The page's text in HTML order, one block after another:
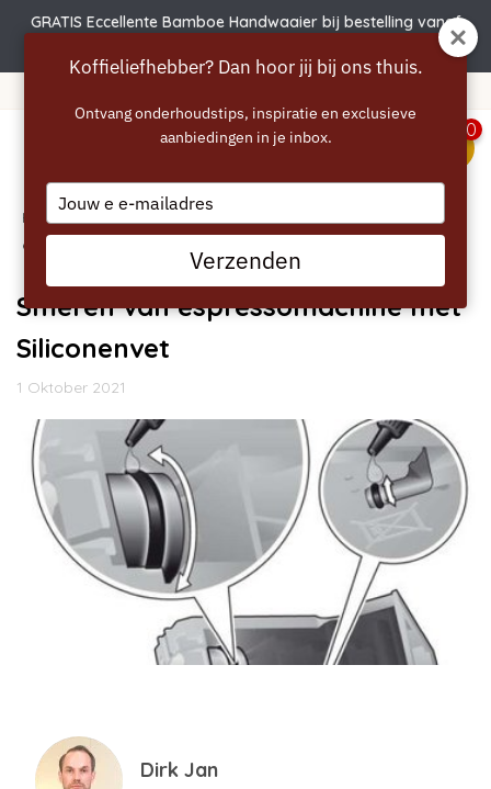
GRATIS Eccellente Bamboe Handwaaier bij bestelling vanaf
0
Home
espressomachine met Siliconenvet
Smeren van espressomachine met
Siliconenvet
1 Oktober 2021
Dirk Jan
Koffieliefhebber? Dan hoor jij bij ons thuis.
Ontvang onderhoudstips, inspiratie en exclusieve
aanbiedingen in je inbox.
Type
your
email
Verzenden